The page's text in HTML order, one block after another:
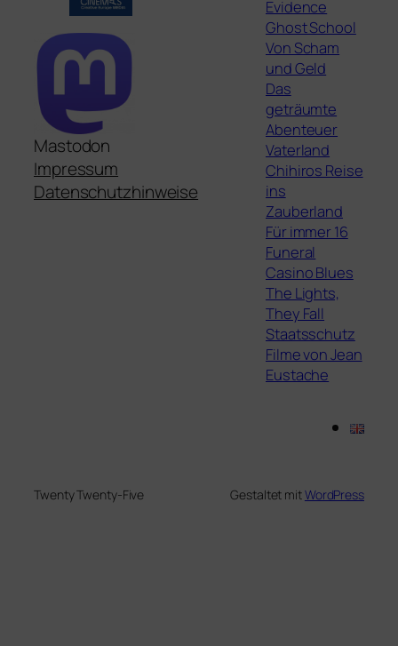
Mastodon
Impressum
Datenschutzhinweise
Evidence
Ghost School
Von Scham
und Geld
Das
geträumte
Abenteuer
Vaterland
Chihiros Reise
ins
Zauberland
Für immer 16
Funeral
Casino Blues
The Lights,
They Fall
Staatsschutz
Filme von Jean
Eustache
Twenty Twenty-Five Gestaltet mitWordPress